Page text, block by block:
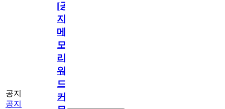
공지
공지
[공
지]
메
모
리
워
드
커